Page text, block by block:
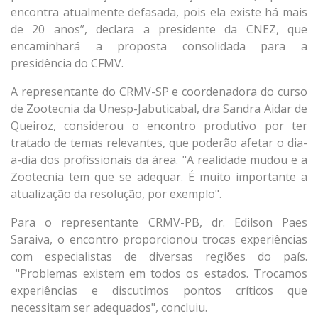
encontra atualmente defasada, pois ela existe há mais
de 20 anos”, declara a presidente da CNEZ, que
encaminhará a proposta consolidada para a
presidência do CFMV.
A representante do CRMV-SP e coordenadora do curso
de Zootecnia da Unesp-Jabuticabal, dra Sandra Aidar de
Queiroz, considerou o encontro produtivo por ter
tratado de temas relevantes, que poderão afetar o dia-
a-dia dos profissionais da área. "A realidade mudou e a
Zootecnia tem que se adequar. É muito importante a
atualização da resolução, por exemplo".
Para o representante CRMV-PB, dr. Edilson Paes
Saraiva, o encontro proporcionou trocas experiências
com especialistas de diversas regiões do país.
"Problemas existem em todos os estados. Trocamos
experiências e discutimos pontos críticos que
necessitam ser adequados", concluiu.